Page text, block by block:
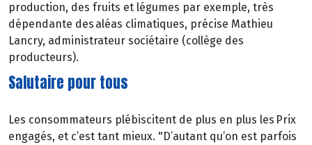
production, des fruits et légumes par exemple, très
dépendante des aléas climatiques, précise Mathieu
Lancry, administrateur sociétaire (collège des
producteurs).
Salutaire pour tous
Les consommateurs plébiscitent de plus en plus les Prix
engagés, et c’est tant mieux. "D’autant qu’on est parfois